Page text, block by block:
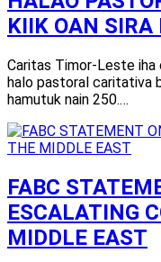
KIIK OAN
Caritas Timor-Leste iha
halo pastoral caritativa
hamutuk nain 250.…
FABC
ESCALATING
MIDDLE EAST